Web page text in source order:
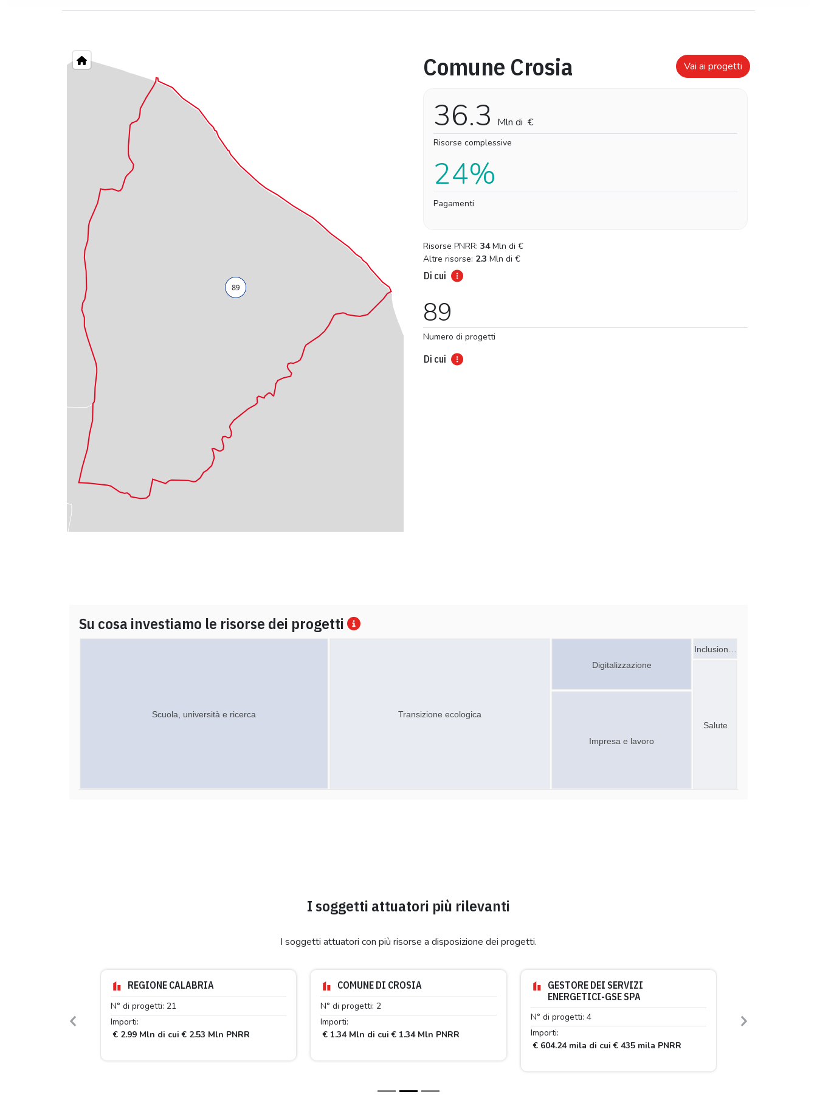
Complessivo
Comune Crosia Vai ai progetti
36.3 Mln di €
Risorse complessive
24%
Pagamenti
Risorse PNRR: 34 Mln di €
Altre risorse: 2.3 Mln di €
Di cui
89
Numero di progetti
Di cui
Su cosa investiamo le risorse dei progetti
Digitalizzazione
Scuola, università e ricerca
Impresa e lavoro
Inclusion…
Transizione ecologica
Salute
I soggetti attuatori più rilevanti
I soggetti attuatori con più risorse a disposizione dei progetti.
REGIONE CALABRIA
N° di progetti: 21
Importi:
€ 2.99 Mln di cui € 2.53 Mln PNRR
COMUNE DI CROSIA
N° di progetti: 2
Importi:
€ 1.34 Mln di cui € 1.34 Mln PNRR
GESTORE DEI SERVIZI
ENERGETICI-GSE SPA
N° di progetti: 4
Importi:
€ 604.24 mila di cui € 435 mila PNRR
Previous Next